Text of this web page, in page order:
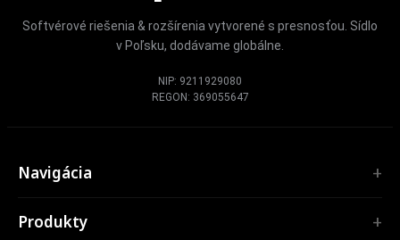
Softvérové riešenia & rozšírenia vytvorené s presnosťou. Sídlo
v Poľsku, dodávame globálne.
NIP: 9211929080
REGON: 369055647
Navigácia
Služby
Produkty